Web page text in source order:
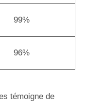
99%
96%
témoigne de